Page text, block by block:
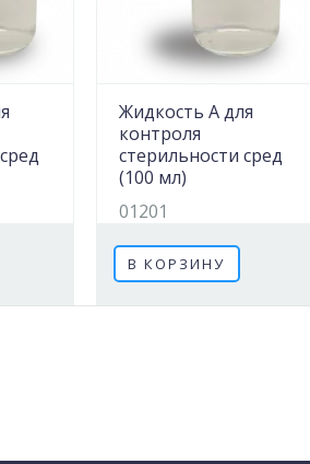
Жидкость А для
контроля
стерильности сред
(100 мл)
01201
В КОРЗИНУ